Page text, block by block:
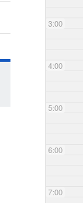
3:00
4:00
5:00
6:00
7:00